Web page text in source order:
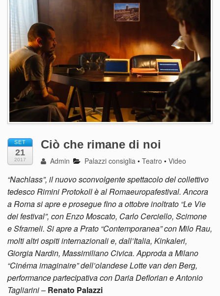
SET
21
2017
Ciò che rimane di noi
Admin Palazzi consiglia •Teatro •Video
“Nachlass”, il nuovo sconvolgente spettacolo del collettivo
tedesco Rimini Protokoll è al Romaeuropafestival. Ancora
a Roma si apre e prosegue fino a ottobre inoltrato “Le Vie
dei festival”, con Enzo Moscato, Carlo Cerciello, Scimone
e Sframeli. Si apre a Prato “Contemporanea” con Milo Rau,
molti altri ospiti internazionali e, dall’Italia, Kinkaleri,
Giorgia Nardin, Massimiliano Civica. Approda a Milano
“Cinéma imaginaire” dell’olandese Lotte van den Berg,
performance partecipativa con Daria Deflorian e Antonio
Tagliarini– Renato Palazzi